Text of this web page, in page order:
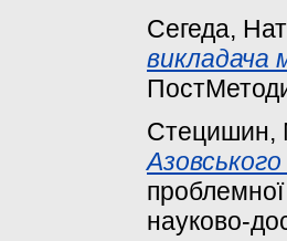
Сегеда,
викладача
Стецишин,
науково-